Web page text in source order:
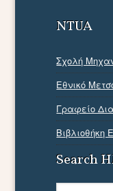
NTUA
Σχολή
Εθνικό
Γραφείο
Βιβλιοθήκη
Search